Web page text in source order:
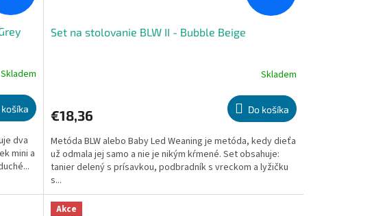
Skladem
košíka
dva
mini a
Set na stolovanie BLW II - Bubble Beige
je
z
5
hviezdičiek.
Skladem
€18,36 Do košíka
Metóda BLW alebo Baby Led Weaning je metóda, kedy dieťa
už odmala jej samo a nie je nikým kŕmené. Set obsahuje:
tanier delený s prísavkou, podbradník s vreckom a lyžičku
s...
Akce